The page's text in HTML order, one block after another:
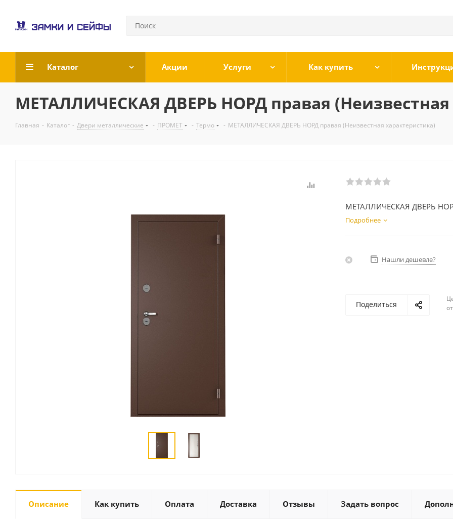
Каталог Акции Услуги Как купить
МЕТАЛЛИЧЕСКАЯ ДВЕРЬ НОРД правая (Неизвестная
Главная - Каталог - Двери металлические - ПРОМЕТ - Термо - МЕТАЛЛИЧЕСКАЯ ДВЕРЬ НОРД правая (Неизвестная характеристика)
МЕТАЛЛИЧЕСКАЯ ДВЕРЬ
Подробнее
Нашли дешевле?
Поделиться
Описание Как купить Оплата Доставка Отзывы Задать вопрос